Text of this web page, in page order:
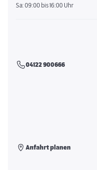
Sa: 09:00 bis 16:00 Uhr
04122 900666
Anfahrt planen